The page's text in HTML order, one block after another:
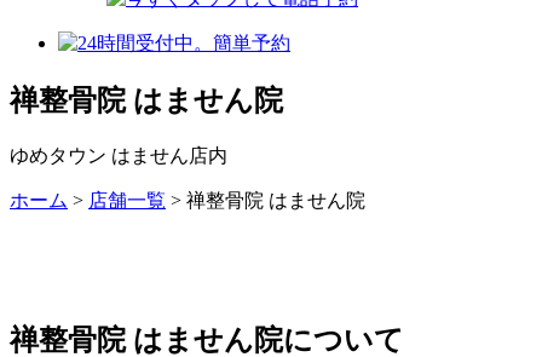
禅整骨院 はません院
ゆめタウン はません店内
ホーム > 店舗一覧 > 禅整骨院 はません院
禅整骨院 はません院について